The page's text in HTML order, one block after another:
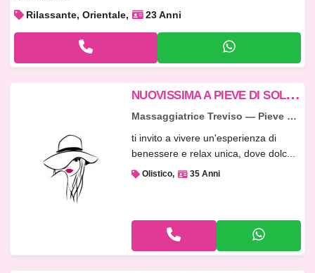
Rilassante, Orientale
23 Anni
N
UOVISSIMA A PIEVE DI SOLIGO!!!
Massaggiatrice Treviso — Pieve di Soligo
ti invito a vivere un'esperienza di
benessere e relax unica, dove dolc...
Olistico 35 Anni